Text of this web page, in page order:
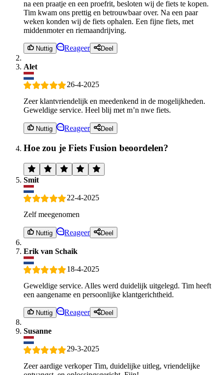
na een praatje en een proefrit, besloten wij de fiets te kopen.
Tim kwam ons prettig en betrouwbaar over. Na een paar
weken konden wij de fiets ophalen. Een fijne fiets, met
middenmoter en riemaandrijving.
Nuttig Reageer Deel
Alet
26-4-2025
Zeer klantvriendelijk en meedenkend in de mogelijkheden.
Geweldige service. Heel blij met m’n nwe fiets.
Nuttig Reageer Deel
Hoe zou je Fiets Fusion beoordelen?
Smit
22-4-2025
Zelf meegenomen
Nuttig Reageer Deel
Erik van Schaik
18-4-2025
Geweldige service. Alles werd duidelijk uitgelegd. Tim heeft
een aangename en persoonlijke klantgerichtheid.
Nuttig Reageer Deel
Susanne
29-3-2025
Zeer aardige verkoper Tim, duidelijke uitleg, vriendelijke